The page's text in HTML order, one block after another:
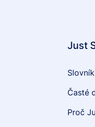
Just
Slovník
Časté
Proč